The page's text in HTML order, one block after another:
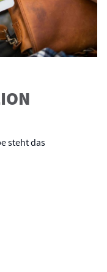
steht das